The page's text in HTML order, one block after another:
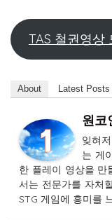
TAS 철권영상
About Latest Posts
원코
잊혀
는 게
한 플레이 영상을 만
서는 전문가를 자처
STG 게임에 흥미를